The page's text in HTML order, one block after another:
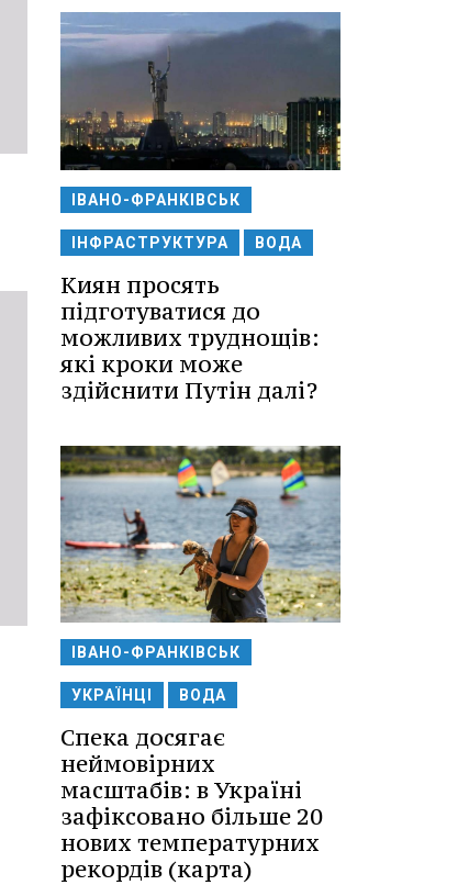
ІВАНО-ФРАНКІВСЬК
ІНФРАСТРУКТУРА ВОДА
Киян просять
підготуватися до
можливих труднощів:
які кроки може
здійснити Путін далі?
ІВАНО-ФРАНКІВСЬК
УКРАЇНЦІ ВОДА
Спека досягає
неймовірних
масштабів: в Україні
зафіксовано більше 20
нових температурних
рекордів (карта)